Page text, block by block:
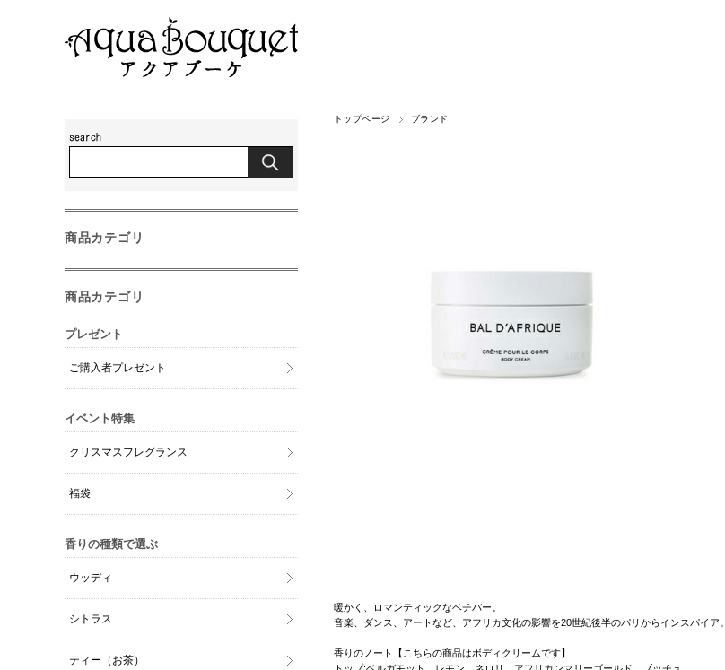
トップページ ブランド
暖かく、ロマンティックなベチバー。
音楽、ダンス、アートなど、アフリカ文化の影響を20世紀後半のパリからインスパイア。
香りのノート【こちらの商品はボディクリームです】
商品カテゴリ
商品カテゴリ
プレゼント
ご購入者プレゼント
イベント特集
クリスマスフレグランス
福袋
香りの種類で選ぶ
ウッディ
シトラス
ティー（お茶）